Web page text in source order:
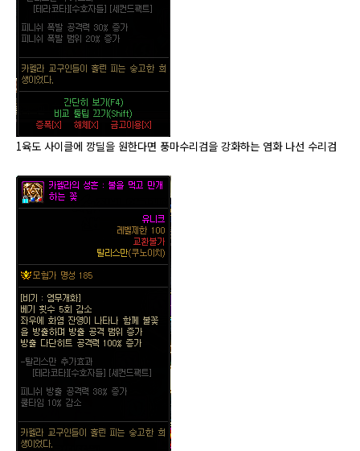
1육도 사이클에 깡딜을 원한다면 풍마수리검을 강화하는 염화 나선 수리검